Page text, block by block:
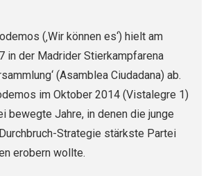
(‚Wir können es‘) hielt am
in der Madrider Stierkampfarena
(Asamblea Ciudadana) ab.
im Oktober 2014 (Vistalegre 1)
bewegte Jahre, in denen die junge
Strategie stärkste Partei
erobern wollte.